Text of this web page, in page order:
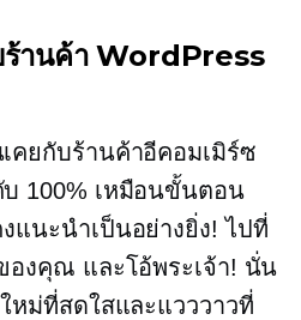
ร้านค้า WordPress
คยกับร้านค้าอีคอมเมิร์ซ
100% เหมือนขั้นตอน
แนะนำเป็นอย่างยิ่ง! ไปที่
องคุณ และโอ้พระเจ้า! นั่น
หม่ที่สดใสและแวววาวที่